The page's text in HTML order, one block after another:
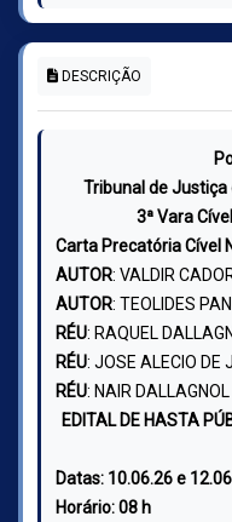
DESCRIÇÃO
Tribunal de Justiça
3ª Vara
Carta Precatória Cível
AUTOR: VALDIR
AUTOR: TEOLIDES
RÉU: RAQUEL
RÉU: JOSE ALECIO DE
RÉU: NAIR
EDITAL DE HASTA
Datas: 10.06.26 e
Horário: 08 h